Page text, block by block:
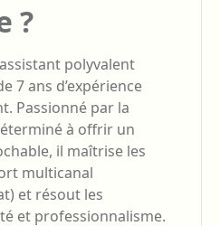
?
assistant polyvalent
7 ans d’expérience
Passionné par la
à offrir un
il maîtrise les
multicanal
et résout les
et professionnalisme.